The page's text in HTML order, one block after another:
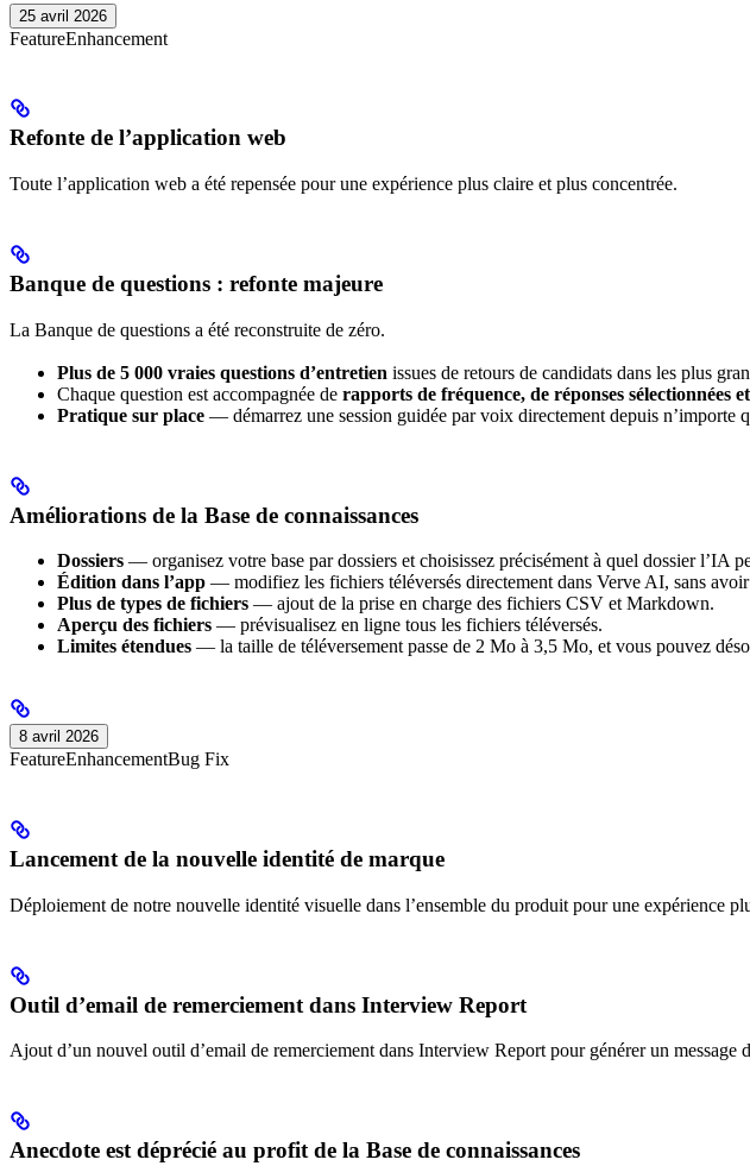
25 avril 2026
FeatureEnhancement
Refonte de l’application web
Toute l’application web a été repensée pour une expérience plus claire et plus concentrée.
Banque de questions : refonte majeure
La Banque de questions a été reconstruite de zéro.
Plus de 5 000 vraies questions d’entretien issues de retours de candidats dans les plus
Chaque question est accompagnée de rapports de fréquence, de réponses sélectionnées
Pratique sur place — démarrez une session guidée par voix directement depuis n’importe
Améliorations de la Base de connaissances
Dossiers — organisez votre base par dossiers et choisissez précisément à quel dossier l’IA
Édition dans l’app — modifiez les fichiers téléversés directement dans Verve AI, sans
Plus de types de fichiers — ajout de la prise en charge des fichiers CSV et Markdown.
Aperçu des fichiers — prévisualisez en ligne tous les fichiers téléversés.
Limites étendues — la taille de téléversement passe de 2 Mo à 3,5 Mo, et vous pouvez
8 avril 2026
FeatureEnhancementBug Fix
Lancement de la nouvelle identité de marque
Déploiement de notre nouvelle identité visuelle dans l’ensemble du produit pour une expérience
Outil d’email de remerciement dans Interview Report
Ajout d’un nouvel outil d’email de remerciement dans Interview Report pour générer un message
Anecdote est déprécié au profit de la Base de connaissances